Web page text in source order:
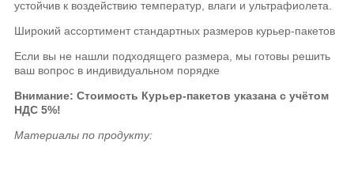
устойчив к воздействию температур, влаги и ультрафиолета.
Широкий ассортимент стандартных размеров курьер-пакетов
Если вы не нашли подходящего размера, мы готовы решить
ваш вопрос в индивидуальном порядке
Внимание: Стоимость Курьер-пакетов указанас учётом
НДС 5%!
Материалы по продукту: